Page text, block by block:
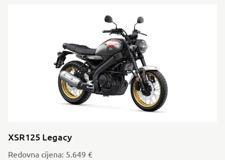
XSR125 Legacy
Redovna cijena: 5.649 €